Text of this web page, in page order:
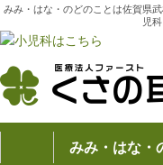
みみ・はな・のどのことは佐賀県
児
みみ・はな・